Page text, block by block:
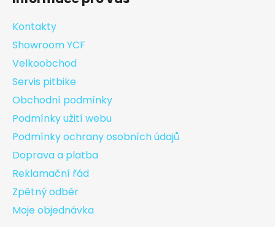
Kontakty
Showroom YCF
Velkoobchod
Servis pitbike
Obchodní podmínky
Podmínky užití webu
Podmínky ochrany osobních údajů
Doprava a platba
Reklamační řád
Zpětný odběr
Moje objednávka